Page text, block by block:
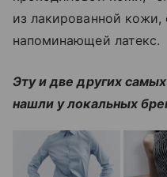
из лакированной кожи,
напоминающей латекс.
Эту и две других
нашли у локальных